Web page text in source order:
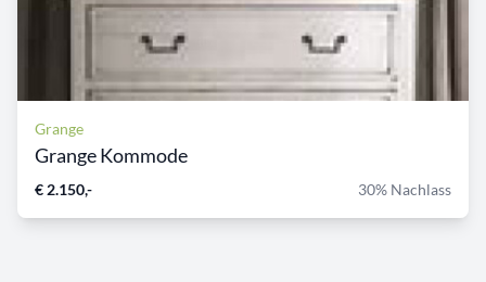
Grange
Grange Kommode
€ 2.150,- 30% Nachlass